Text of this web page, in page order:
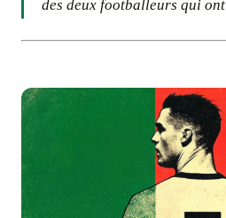
des deux footballeurs qui